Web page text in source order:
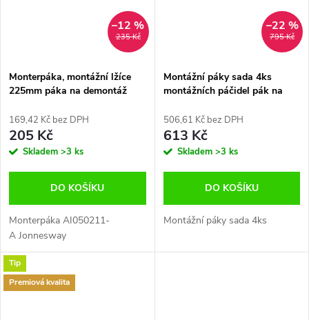
235 Kč
–12 %
Monterpáka, montážní lžíce
225mm páka na demontáž
AI050211-A
169,42 Kč bez DPH
205 Kč
Skladem >3 ks
DO KOŠÍKU
Monterpáka AI050211-
A Jonnesway
795 Kč
–22 %
Montážní páky sada 4ks
montážních páčidel pák na
506,61 Kč bez DPH
613 Kč
Skladem >3 ks
DO KOŠÍKU
Montážní páky sada 4ks
Tip
Premiová kvalita